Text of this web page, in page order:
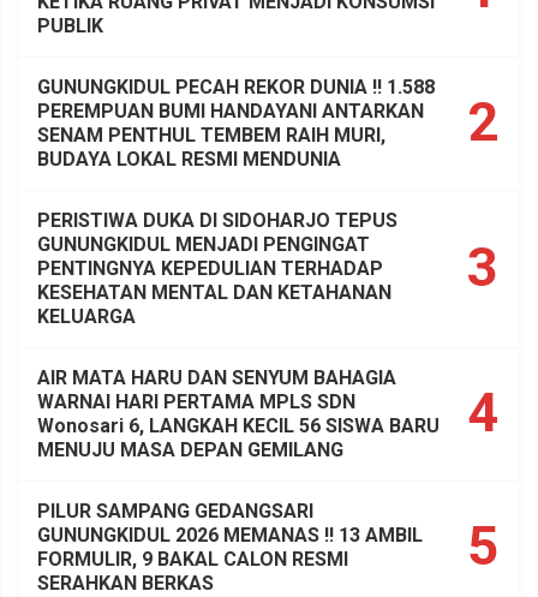
PUBLIK
2
GUNUNGKIDUL PECAH REKOR DUNIA !! 1.588
PEREMPUAN BUMI HANDAYANI ANTARKAN
SENAM PENTHUL TEMBEM RAIH MURI,
BUDAYA LOKAL RESMI MENDUNIA
3
PERISTIWA DUKA DI SIDOHARJO TEPUS
GUNUNGKIDUL MENJADI PENGINGAT
PENTINGNYA KEPEDULIAN TERHADAP
KESEHATAN MENTAL DAN KETAHANAN
KELUARGA
4
AIR MATA HARU DAN SENYUM BAHAGIA
WARNAI HARI PERTAMA MPLS SDN
Wonosari 6, LANGKAH KECIL 56 SISWA BARU
MENUJU MASA DEPAN GEMILANG
5
PILUR SAMPANG GEDANGSARI
GUNUNGKIDUL 2026 MEMANAS !! 13 AMBIL
FORMULIR, 9 BAKAL CALON RESMI
SERAHKAN BERKAS